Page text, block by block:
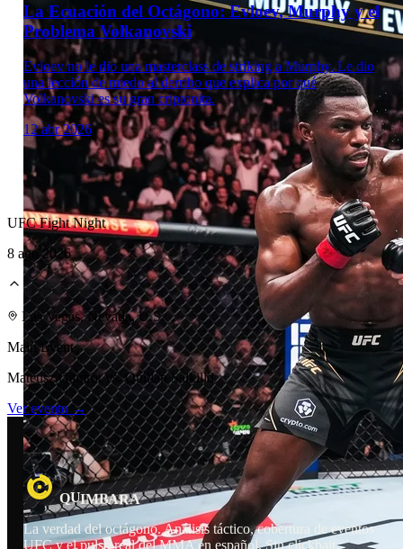
Laboratorio Técnico
La Ecuación del Octágono: Evloev, Murphy y el
Problema Volkanovski
Evloev no le dio una masterclass de striking a Murphy. Le dio
una lección de miedo al derribo que explica por qué
Volkanovski es su gran criptonita.
12 abr 2026
UFC Fight Night
8 ago 2026
Las Vegas, Nevada, U.S.
Main Event
Mateusz Gamrot vs. Quillan Salkilld
Ver evento →
QUIMBARA
La verdad del octágono. Análisis táctico, cobertura de eventos
UFC y el pulso real del MMA en español. Sin clickbait.